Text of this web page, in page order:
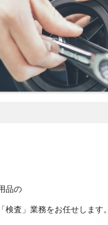
品の
査」業務をお任せします。